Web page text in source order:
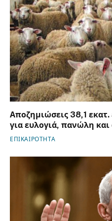
Αποζημιώσεις 38,1
για ευλογιά, πανώλη
ΕΠΙΚΑΙΡΟΤΗΤΑ